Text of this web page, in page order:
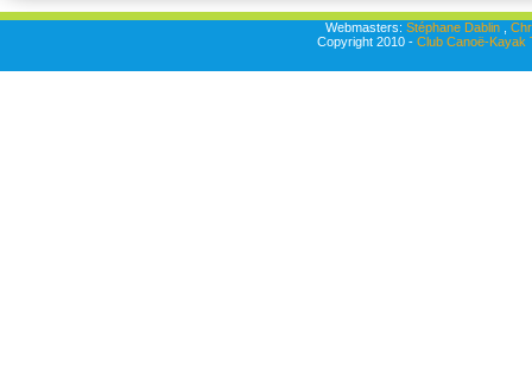
Webmasters: Stéphane Dablin,
Copyright 2010 - Club Canoë-Kayak